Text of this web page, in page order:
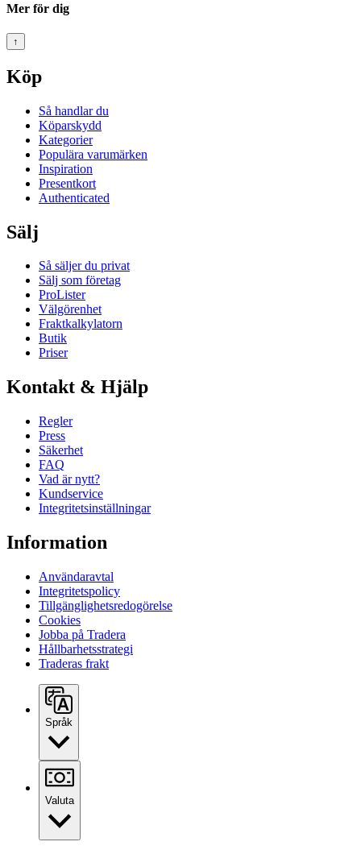
Mer för dig
↑
Köp
Så handlar du
Köparskydd
Kategorier
Populära varumärken
Inspiration
Presentkort
Authenticated
Sälj
Så säljer du privat
Sälj som företag
ProLister
Välgörenhet
Fraktkalkylatorn
Butik
Priser
Kontakt & Hjälp
Regler
Press
Säkerhet
FAQ
Vad är nytt?
Kundservice
Integritetsinställningar
Information
Användaravtal
Integritetspolicy
Tillgänglighetsredogörelse
Cookies
Jobba på Tradera
Hållbarhetsstrategi
Traderas frakt
Språk
Valuta